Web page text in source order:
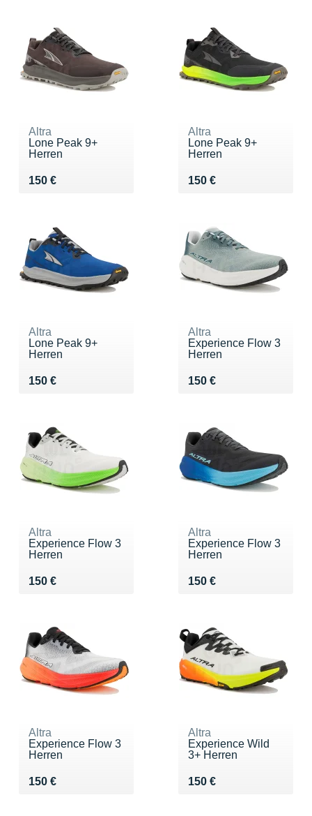
Altra
Lone Peak 9+
Herren
150 €
Vendu 150 €
Altra
Lone Peak 9+
Herren
150 €
Vendu 150 €
Altra
Lone Peak 9+
Herren
150 €
Vendu 150 €
Altra
Experience Flow 3
Herren
150 €
Vendu 150 €
Altra
Experience Flow 3
Herren
150 €
Vendu 150 €
Altra
Experience Flow 3
Herren
150 €
Vendu 150 €
Altra
Experience Flow 3
Herren
150 €
Vendu 150 €
Altra
Experience Wild
3+ Herren
150 €
Vendu 150 €